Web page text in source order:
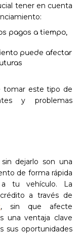
tener en cuenta
pagos a tiempo,
puede afectar
tomar este tipo de
y problemas
dejarlo son una
de forma rápida
tu vehículo. La
a través de
, sin que afecte
una ventaja clave
sus oportunidades